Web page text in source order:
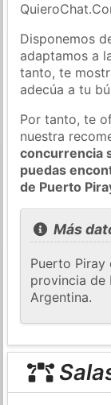
Disponemos
adaptamos a
tanto, te
adecúa a tu
Por tanto, te
nuestra
concurrencia
puedas
de Puerto
Más
Puerto Piray
provincia de
Argentina.